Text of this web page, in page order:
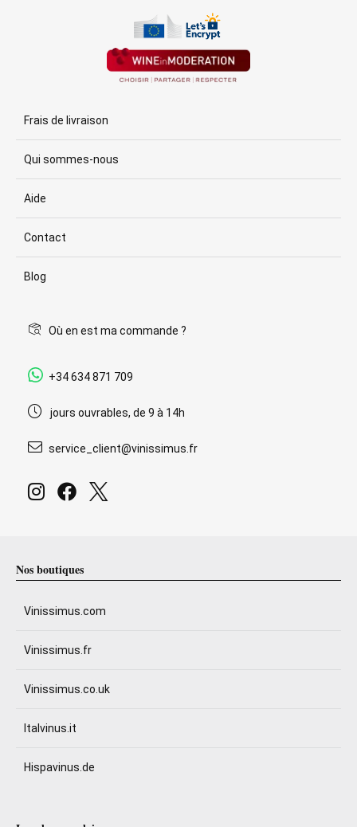
Frais de livraison
Qui sommes-nous
Aide
Contact
Blog
Où en est ma commande ?
+34 634 871 709
jours ouvrables, de 9 à 14h
service_client@vinissimus.fr
Nos boutiques
Vinissimus.com
Vinissimus.fr
Vinissimus.co.uk
Italvinus.it
Hispavinus.de